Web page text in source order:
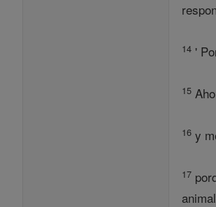
14 '
15
16 y
17